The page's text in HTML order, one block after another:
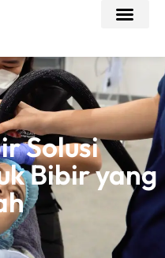
Solusi
Bibir yang